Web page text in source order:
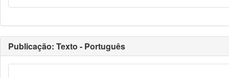
Publicação: Texto - Português